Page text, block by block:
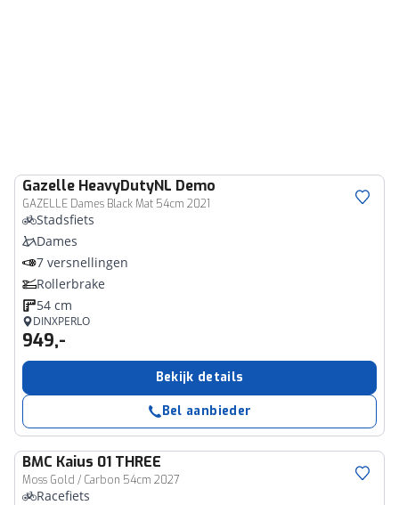
Gazelle HeavyDutyNL Demo
GAZELLE Dames Black Mat 54cm 2021
Stadsfiets
Dames
7 versnellingen
Rollerbrake
54 cm
DINXPERLO
949,-
Bekijk details
Bel aanbieder
BMC Kaius 01 THREE
Moss Gold / Carbon 54cm 2027
Racefiets